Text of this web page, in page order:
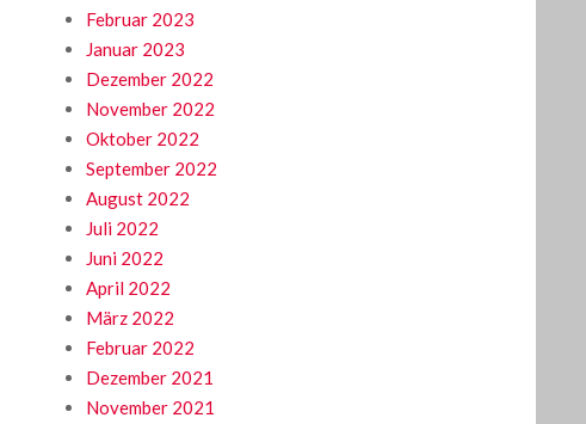
Februar 2023
Januar 2023
Dezember 2022
November 2022
Oktober 2022
September 2022
August 2022
Juli 2022
Juni 2022
April 2022
März 2022
Februar 2022
Dezember 2021
November 2021